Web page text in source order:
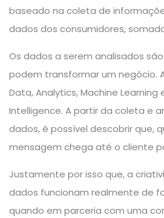
baseado na coleta de
dados dos consumidores,
Os dados a serem analisados
podem transformar um negócio.
Data, Analytics, Machine Learning
Intelligence. A partir da coleta e
dados, é possível descobrir que,
mensagem chega até o cliente
Justamente por isso que, a
dados funcionam realmente de
quando em parceria com uma